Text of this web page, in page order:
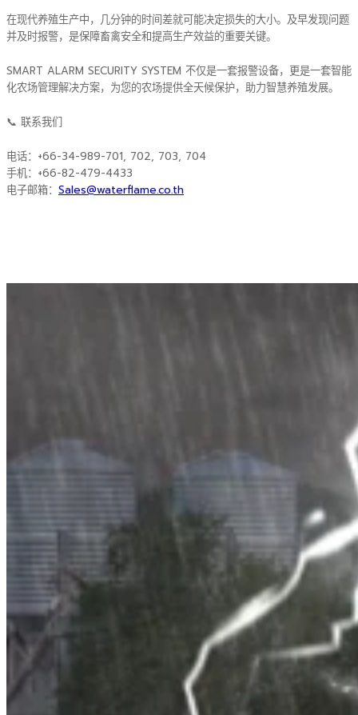
在现代养殖生产中，几分钟的时间差就可能决定损失的大小。及早发现问题
并及时报警，是保障畜禽安全和提高生产效益的重要关键。
SMART ALARM SECURITY SYSTEM 不仅是一套报警设备，更是一套智能
化农场管理解决方案，为您的农场提供全天候保护，助力智慧养殖发展。
📞 联系我们
电话：+66-34-989-701, 702, 703, 704
手机：+66-82-479-4433
电子邮箱： Sales@waterflame.co.th